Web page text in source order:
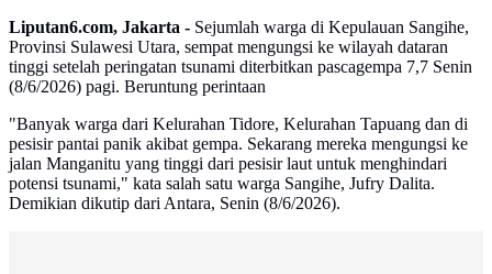
Liputan6.com, Jakarta - Sejumlah warga di Kepulauan Sangihe,
Provinsi Sulawesi Utara, sempat mengungsi ke wilayah dataran
tinggi setelah peringatan tsunami diterbitkan pascagempa 7,7 Senin
(8/6/2026) pagi. Beruntung perintaan
"Banyak warga dari Kelurahan Tidore, Kelurahan Tapuang dan di
pesisir pantai panik akibat gempa. Sekarang mereka mengungsi ke
jalan Manganitu yang tinggi dari pesisir laut untuk menghindari
potensi tsunami," kata salah satu warga Sangihe, Jufry Dalita.
Demikian dikutip dari Antara, Senin (8/6/2026).